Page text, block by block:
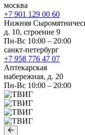
москва
+7 901 129 00 60
Нижняя
д. 10, строение 9
Пн-Вс 10:00 – 20:00
санкт-петербург
+7 958 776 47 07
Аптекарская
набережная, д. 20
Пн-Вс 10:00 – 20:00